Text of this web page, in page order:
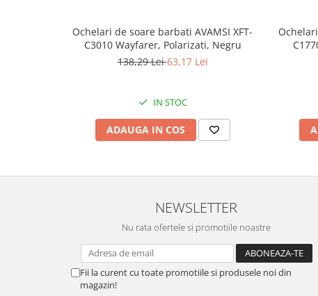
Ochelari de soare barbati AVAMSI XFT-
C3010 Wayfarer, Polarizati, Negru
138,29 Lei63,17 Lei
IN STOC
ADAUGA IN COS
NEWSLETTER
Nu rata ofertele si promotiile noastre
Fii la curent cu toate promotiile si produsele noi din
magazin!